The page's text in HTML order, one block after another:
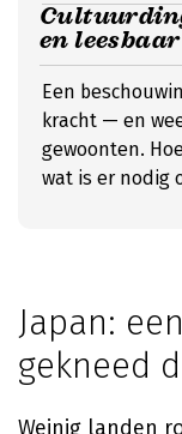
en leesbaar
Een
kracht — en
gewoonten.
wat is er nodig
Japan:
gekneed
Weinig landen